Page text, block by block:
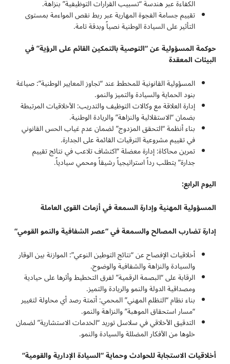
الكفاءة عبر هندسة “تسبيب القرارات التوظيفية” بنزاهة.
تقييم جسامة الفجوة المهارية عبر ربط نقص المواءمة بمستوى
التأثير على السيادة الوطنية نصياً وبدقة تامة.
حوكمة المسؤولية عن “التوصية بالتمكين القائم على الرؤية” في
البيئات المعقدة
المسؤولية القانونية للمخطط عند “تجاوز المعايير الوطنية”: صياغة
بنود الحماية والسيادة والتميز والنمو.
إدارة العلاقة مع وكالات التوظيف والتدريب: الأخلاقيات المرتبطة
بضمان “الاستقلالية والنزاهة” والريادة الوطنية.
بناء أنظمة “التحقق المزدوج” لضمان عدم غياب الحس القانوني
في تقييم مشروعية الترقيات القائمة على الجدارة.
تمرين محاكاة: إدارة معضلة “اكتشاف تلاعب في نتائج تقييم
جدارة” يتطلب رداً استراتيجياً رشيقاً ومحمي سيادياً.
اليوم الرابع:
المسؤولية المهنية وإدارة السمعة في أزمات القوى العاملة
إدارة تضارب المصالح والسمعة في “عصر الشفافية والنمو القومي“
أخلاقيات الإفصاح عن “نتائج التوطين النوعي”: الموازنة بين الوقار
والسيادة والنزاهة والشفافية والوضوح.
الرقابة على “البصمة الرقمية” لفرق التخطيط وأثرها على حيادية
ومصداقية الدولة والنمو والريادة والتميز.
بناء نظام “التظلم المهني” المحمي: أتمتة رصد أي محاولة لتغيير
“مسار استحقاق الموهبة” والنزاهة والنمو.
التدقيق الأخلاقي في سلاسل توريد “الخدمات الاستشارية” لضمان
خلوها من الأفكار المضللة والسيادة والنمو.
أخلاقيات الاستجابة للحوادث وحماية “السيادة الإدارية والقومية“